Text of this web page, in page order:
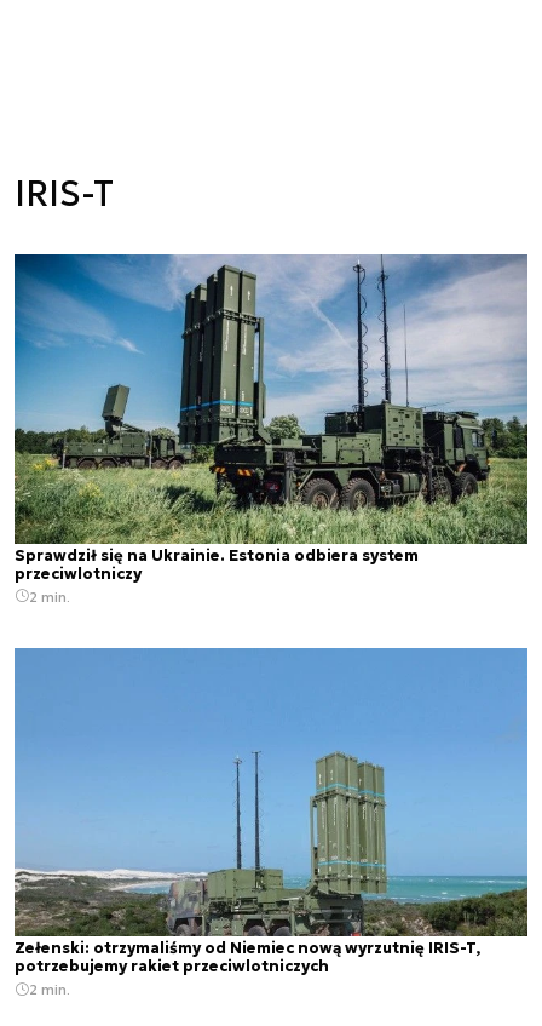
IRIS-T
Sprawdził się na Ukrainie. Estonia odbiera system
przeciwlotniczy
2 min.
Zełenski: otrzymaliśmy od Niemiec nową wyrzutnię IRIS-T,
potrzebujemy rakiet przeciwlotniczych
2 min.